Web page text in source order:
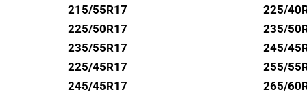
UNIROYAL
VREDESTEIN
WANLI
WESTLAKE
215/55R17
225/50R17
235/55R17
225/45R17
245/45R17
225/
235/
245/
255/
265/